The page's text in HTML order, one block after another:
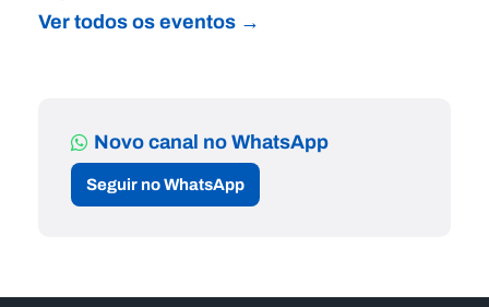
Ver todos os eventos →
Novo canal no WhatsApp
Seguir no WhatsApp